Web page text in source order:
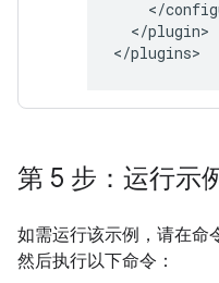
</plugin>
第 5 步：运行示
如需运行该示例，请在命
然后执行以下命令：